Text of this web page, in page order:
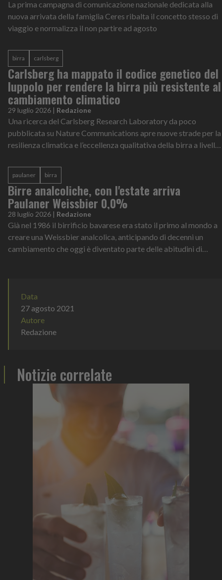
La prima campagna di comunicazione nazionale dedicata alla
nuova arrivata della famiglia Ceres ribalta il concetto stesso di
viaggio e normalizza il non partire ad agosto
birra carlsberg
Carlsberg ha mappato il codice genetico del
luppolo per rendere la birra più resistente al
cambiamento climatico
29 luglio 2026 | Redazione
Una ricerca del Carlsberg Research Laboratory da poco
pubblicata su Nature Communications apre nuove strade per la
resilienza climatica e l’eccellenza qualitativa della birra a livello
paulaner birra
Birre analcoliche, con l'estate arriva
Paulaner Weissbier 0,0%
28 luglio 2026 | Redazione
Già nel 1986 il birrificio bavarese era stato il primo al mondo a
creare una Weissbier analcolica, anticipando di decenni un
cambiamento che oggi è diventato parte delle abitudini di
Data
27 agosto 2021
Autore
Redazione
Notizie correlate